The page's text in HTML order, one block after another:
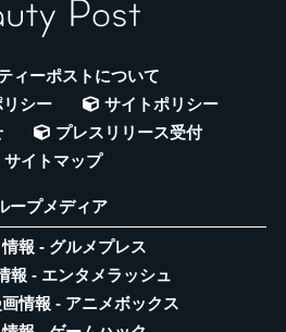
ィーポストについて
シー
サイトポリシー
プレスリリース受付
サイトマップ
ープメディア
報 - グルメプレス
報 - エンタメラッシュ
情報 - アニメボックス